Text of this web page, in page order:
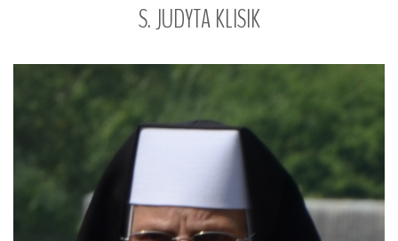
S.JUDYTAKLISIK